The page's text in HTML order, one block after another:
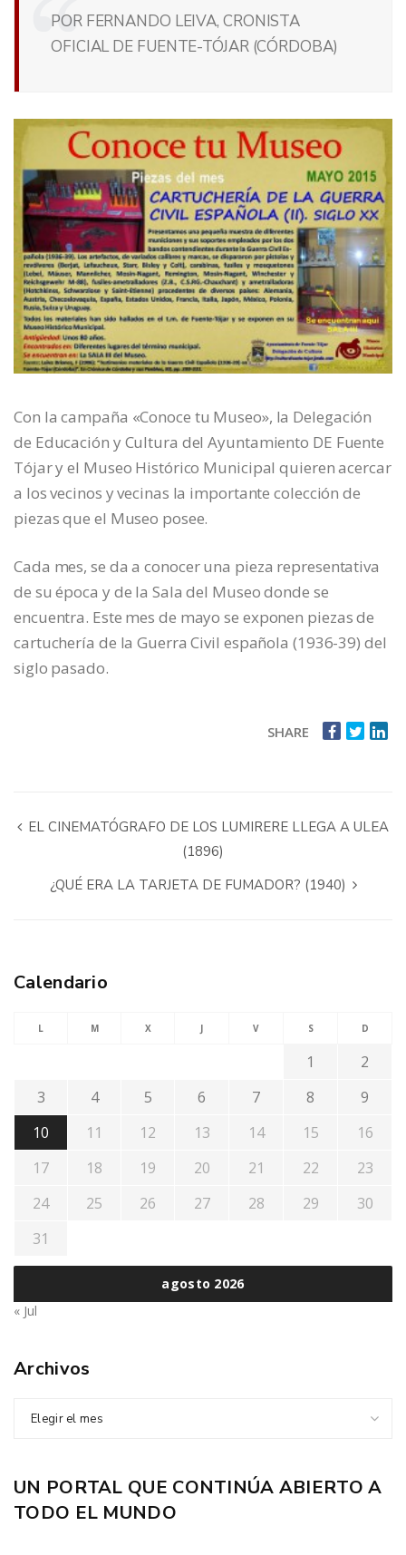
POR FERNANDO LEIVA, CRONISTA
OFICIAL DE FUENTE-TÓJAR (CÓRDOBA)
Con la campaña «Conoce tu Museo», la Delegación
de Educación y Cultura del Ayuntamiento DE Fuente
Tójar y el Museo Histórico Municipal quieren acercar
a los vecinos y vecinas la importante colección de
piezas que el Museo posee.
Cada mes, se da a conocer una pieza representativa
de su época y de la Sala del Museo donde se
encuentra. Este mes de mayo se exponen piezas de
cartuchería de la Guerra Civil española (1936-39) del
siglo pasado.
SHARE
EL CINEMATÓGRAFO DE LOS LUMIRERE LLEGA A ULEA
(1896)
¿QUÉ ERA LA TARJETA DE FUMADOR? (1940)
Calendario
agosto 2026
L M X J V S D
1
2
3
4 5 6 7 8
9
10
11 12 13 14 15
16
17
18 19 20 21 22
23
24
25 26 27 28 29
30
31
« Jul
Archivos
Elegir el mes
UN PORTAL QUE CONTINÚA ABIERTO A
TODO EL MUNDO